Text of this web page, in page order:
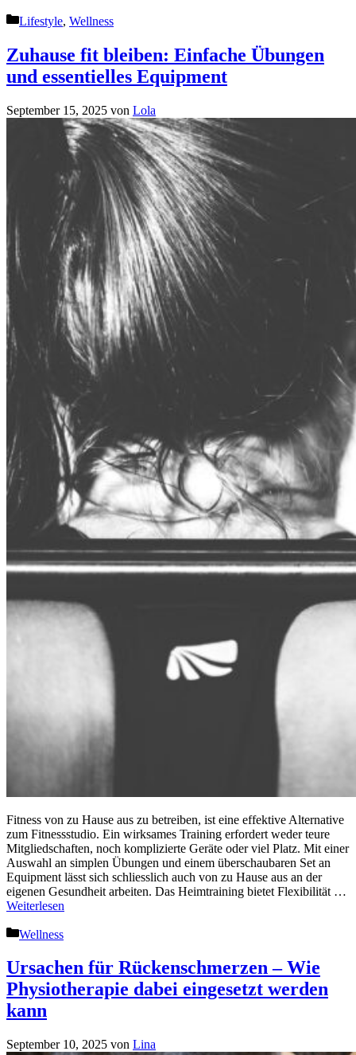
Kategorien
Lifestyle, Wellness
Zuhause fit bleiben: Einfache Übungen
und essentielles Equipment
September 15, 2025 von Lola
Fitness von zu Hause aus zu betreiben, ist eine effektive Alternative
zum Fitnessstudio. Ein wirksames Training erfordert weder teure
Mitgliedschaften, noch komplizierte Geräte oder viel Platz. Mit einer
Auswahl an simplen Übungen und einem überschaubaren Set an
Equipment lässt sich schliesslich auch von zu Hause aus an der
eigenen Gesundheit arbeiten. Das Heimtraining bietet Flexibilität …
Weiterlesen
Kategorien
Wellness
Ursachen für Rückenschmerzen – Wie
Physiotherapie dabei eingesetzt werden
kann
September 10, 2025 von Lina